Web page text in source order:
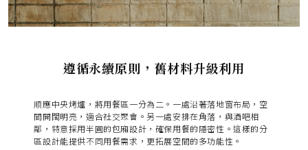
遵循永續原則，舊材料升級利用
順應中央烤爐，將用餐區一分為二。一處沿著落地窗布局，空
間開闊明亮，適合社交聚會。另一處安排在角落，與酒吧相
鄰，特意採用半圓的包廂設計，確保用餐的隱密性。這樣的分
區設計能提供不同用餐需求，更拓展空間的多功能性。